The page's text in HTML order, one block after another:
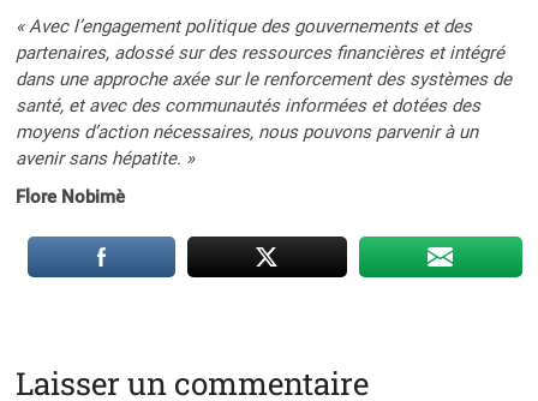
« Avec l’engagement politique des gouvernements et des
partenaires, adossé sur des ressources financières et intégré
dans une approche axée sur le renforcement des systèmes de
santé, et avec des communautés informées et dotées des
moyens d’action nécessaires, nous pouvons parvenir à un
avenir sans hépatite. »
Flore Nobimè
Laisser un commentaire